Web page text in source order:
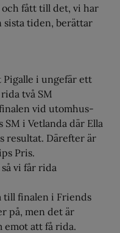
fått till det, vi har
sista tiden, berättar
Pigalle i ungefär ett
två SM
vid utomhus-
i Vetlanda där Ella
resultat. Därefter är
Pris.
vi får rida
till finalen i Friends
på, men det är
emot att få rida.